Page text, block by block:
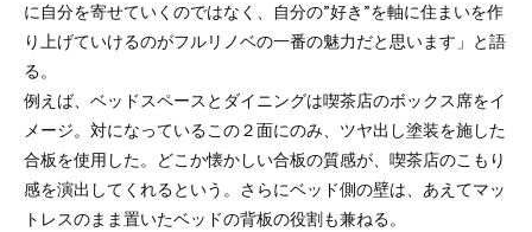
に自分を寄せていくのではなく、自分の”好き”を軸に住まいを作
り上げていけるのがフルリノベの一番の魅力だと思います」と語
る。
例えば、ベッドスペースとダイニングは喫茶店のボックス席をイ
メージ。対になっているこの２面にのみ、ツヤ出し塗装を施した
合板を使用した。どこか懐かしい合板の質感が、喫茶店のこもり
感を演出してくれるという。さらにベッド側の壁は、あえてマッ
トレスのまま置いたベッドの背板の役割も兼ねる。